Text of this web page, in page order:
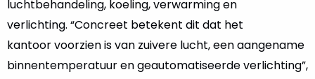
luchtbehandeling, koeling, verwarming en
verlichting. “Concreet betekent dit dat het
kantoor voorzien is van zuivere lucht, een aangename
binnentemperatuur en geautomatiseerde verlichting”,